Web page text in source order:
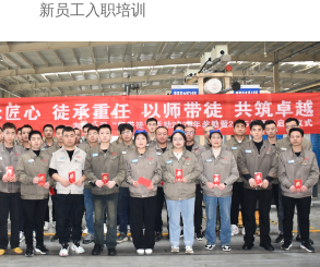
新员工入职培训